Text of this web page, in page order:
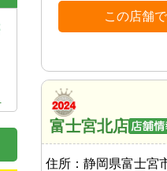
この店舗
富士宮北店
住所： 静岡県富士宮